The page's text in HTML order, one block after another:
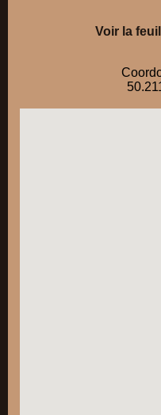
Voir la